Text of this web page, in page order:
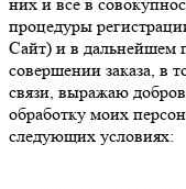
них и все в
процедуры
Сайт) и в дальнейшем
совершении заказа, в
связи, выражаю
обработку моих
следующих условиях: